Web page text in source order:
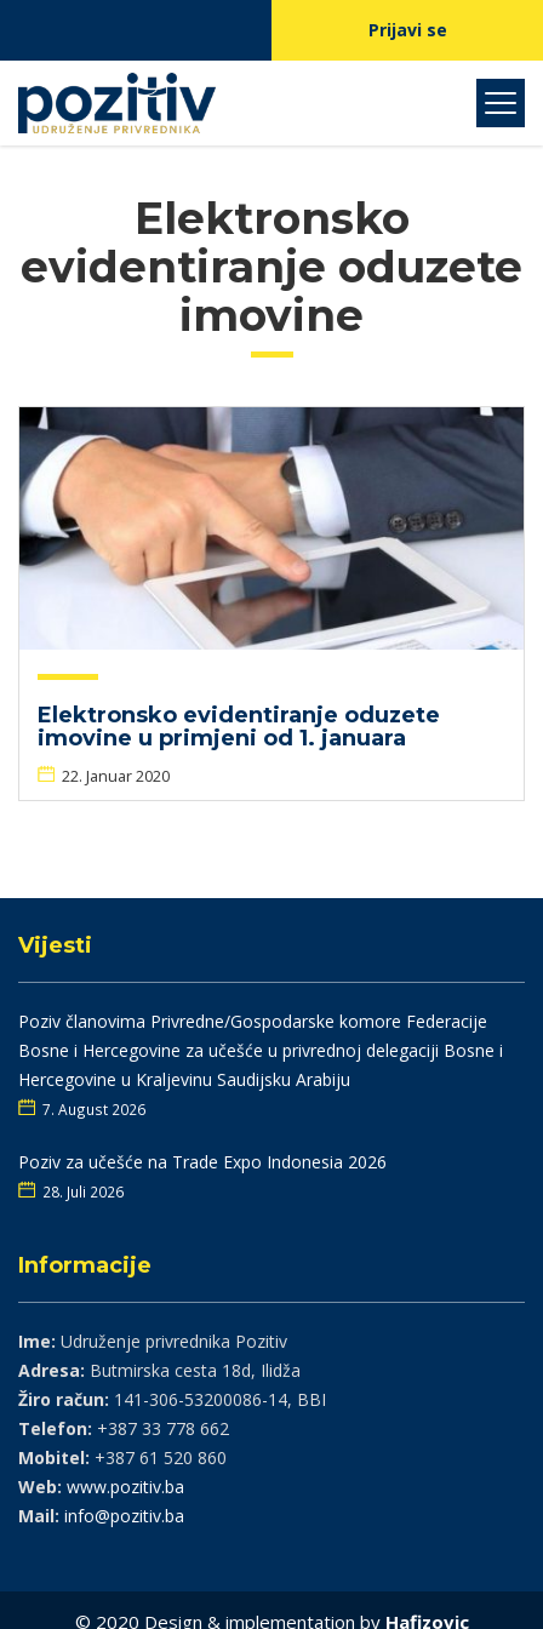
Prijavi se
Elektronsko
evidentiranje oduzete
imovine
Elektronsko evidentiranje oduzete
imovine u primjeni od 1. januara
22. Januar 2020
Vijesti
Poziv članovima Privredne/Gospodarske komore Federacije
Bosne i Hercegovine za učešće u privrednoj delegaciji Bosne i
Hercegovine u Kraljevinu Saudijsku Arabiju
7. August 2026
Poziv za učešće na Trade Expo Indonesia 2026
28. Juli 2026
Informacije
Ime: Udruženje privrednika Pozitiv
Adresa: Butmirska cesta 18d, Ilidža
Žiro račun: 141-306-53200086-14, BBI
Telefon: +387 33 778 662
Mobitel: +387 61 520 860
Web: www.pozitiv.ba
Mail: info@pozitiv.ba
© 2020 Design & implementation by Hafizovic